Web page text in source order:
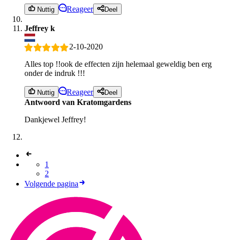
Nuttig Reageer Deel
Jeffrey k
2-10-2020
Alles top !!ook de effecten zijn helemaal geweldig ben erg
onder de indruk !!!
Nuttig Reageer Deel
Antwoord van Kratomgardens
Dankjewel Jeffrey!
1
2
Volgende pagina